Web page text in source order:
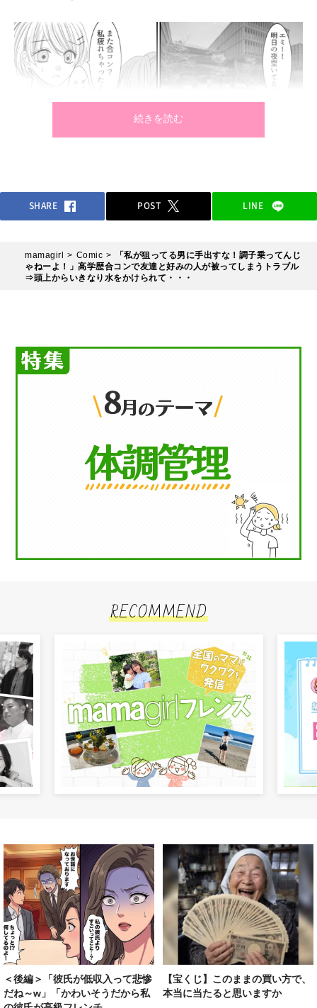
回マイカにしつこくお願いされ、半ば強引に参加させられてい
る状態だった。そんなある日、念願の高学歴との合コンをセッ
ティングしたマイカ。しかし、この合コンで彼女がエミに嫌が
続きを読む
SHARE POST LINE
mamagirl Comic
「私が狙ってる男に手出すな！調子乗ってんじ
ゃねーよ！」高学歴合コンで友達と好みの人が被ってしまうトラブル
⇒頭上からいきなり水をかけられて・・・
RECOMMEND
＜後編＞「彼氏が低収入って悲惨
だね～w」「かわいそうだから私
【宝くじ】このままの買い方で、
本当に当たると思いますか